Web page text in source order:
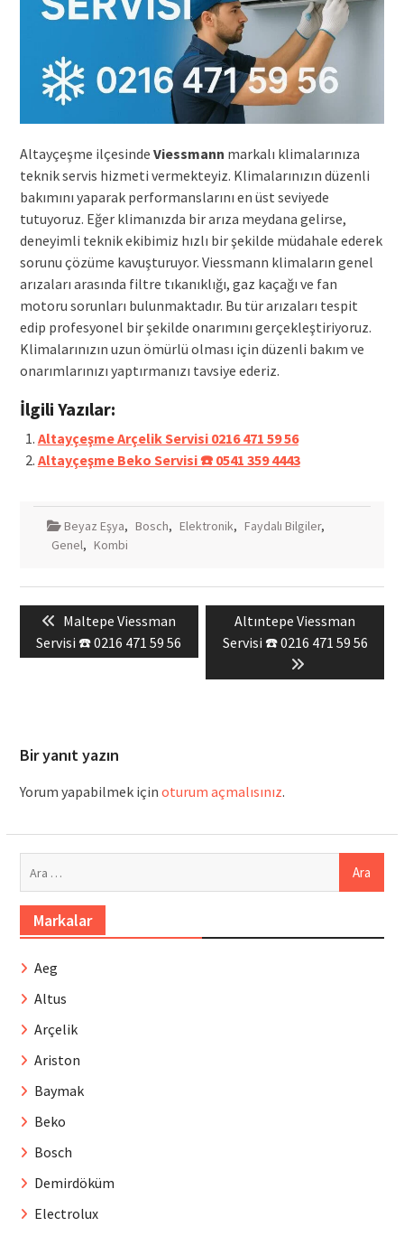
Altayçeşme ilçesinde Viessmann markalı klimalarınıza
teknik servis hizmeti vermekteyiz. Klimalarınızın düzenli
bakımını yaparak performanslarını en üst seviyede
tutuyoruz. Eğer klimanızda bir arıza meydana gelirse,
deneyimli teknik ekibimiz hızlı bir şekilde müdahale ederek
sorunu çözüme kavuşturuyor. Viessmann klimaların genel
arızaları arasında filtre tıkanıklığı, gaz kaçağı ve fan
motoru sorunları bulunmaktadır. Bu tür arızaları tespit
edip profesyonel bir şekilde onarımını gerçekleştiriyoruz.
Klimalarınızın uzun ömürlü olması için düzenli bakım ve
onarımlarınızı yaptırmanızı tavsiye ederiz.
İlgili Yazılar:
Altayçeşme Arçelik Servisi 0216 471 59 56
Altayçeşme Beko Servisi ☎️ 0541 359 4443
Beyaz Eşya, Bosch, Elektronik, Faydalı Bilgiler,
Genel, Kombi
Yazı
gezinmesi
Previous
post:
Maltepe Viessman
Servisi ☎️ 0216 471 59 56
Next
post:
Altıntepe Viessman
Servisi ☎️ 0216 471 59 56
Bir yanıt yazın
Yorum yapabilmek için oturum açmalısınız.
Markalar
Aeg
Altus
Arçelik
Ariston
Baymak
Beko
Bosch
Demirdöküm
Electrolux